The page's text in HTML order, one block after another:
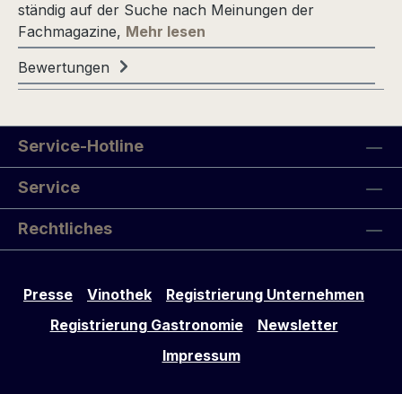
ständig auf der Suche nach Meinungen der
Fachmagazine, Mehr lesen
Bewertungen
Service-Hotline
Service
Rechtliches
Presse Vinothek
Registrierung Unternehmen
Registrierung Gastronomie
Newsletter
Impressum